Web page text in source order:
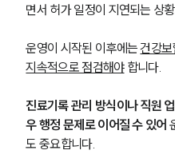
면서 허가 일정이 지연되는 상
운영이 시작된 이후에는 건강보
지속적으로 점검해야 합니다.
진료기록 관리 방식이나 직원
우 행정 문제로 이어질 수 있어
도 중요합니다.